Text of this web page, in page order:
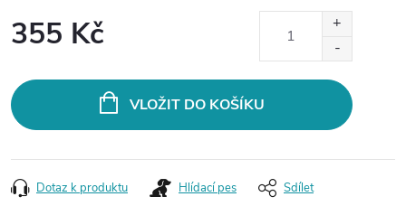
355 Kč
VLOŽIT DO KOŠÍKU
Dotaz k produktu Hlídací pes Sdílet